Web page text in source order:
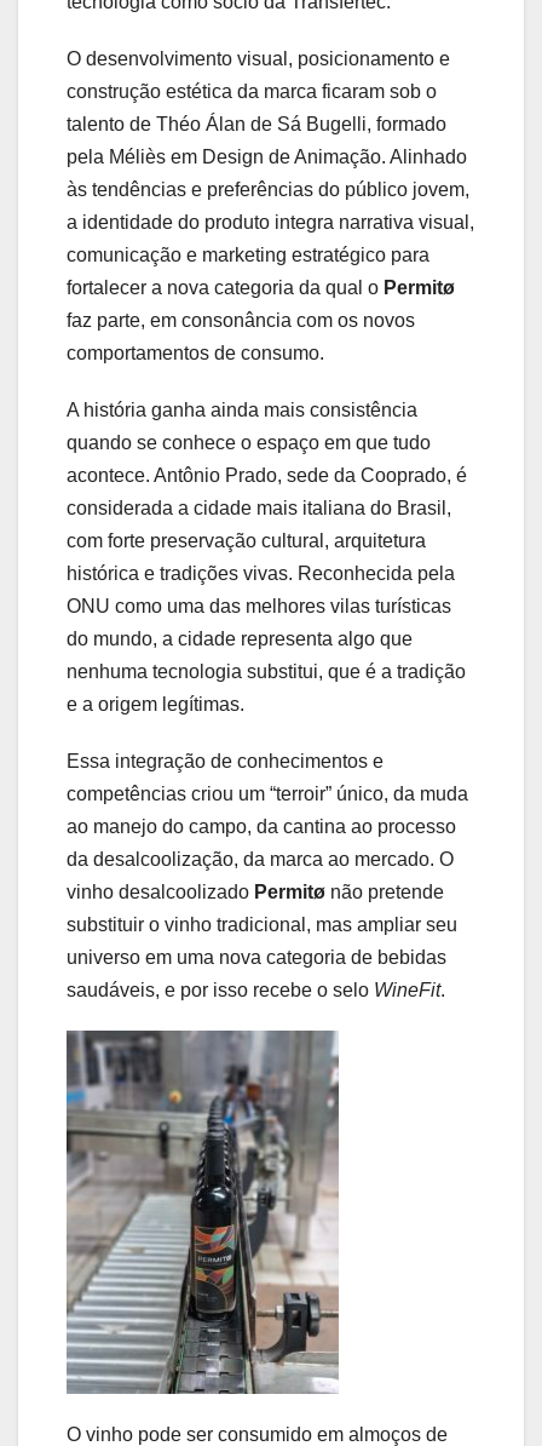
O desenvolvimento visual, posicionamento e
construção estética da marca ficaram sob o
talento de Théo Álan de Sá Bugelli, formado
pela Méliès em Design de Animação. Alinhado
às tendências e preferências do público jovem,
a identidade do produto integra narrativa visual,
comunicação e marketing estratégico para
fortalecer a nova categoria da qual o Permitø
faz parte, em consonância com os novos
comportamentos de consumo.
A história ganha ainda mais consistência
quando se conhece o espaço em que tudo
acontece. Antônio Prado, sede da Cooprado, é
considerada a cidade mais italiana do Brasil,
com forte preservação cultural, arquitetura
histórica e tradições vivas. Reconhecida pela
ONU como uma das melhores vilas turísticas
do mundo, a cidade representa algo que
nenhuma tecnologia substitui, que é a tradição
e a origem legítimas.
Essa integração de conhecimentos e
competências criou um “terroir” único, da muda
ao manejo do campo, da cantina ao processo
da desalcoolização, da marca ao mercado. O
vinho desalcoolizado Permitø não pretende
substituir o vinho tradicional, mas ampliar seu
universo em uma nova categoria de bebidas
saudáveis, e por isso recebe o selo WineFit.
O vinho pode ser consumido em almoços de